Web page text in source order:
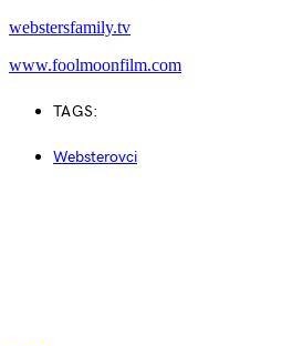
webstersfamily.tv
www.foolmoonfilm.com
TAGS:
Websterovci